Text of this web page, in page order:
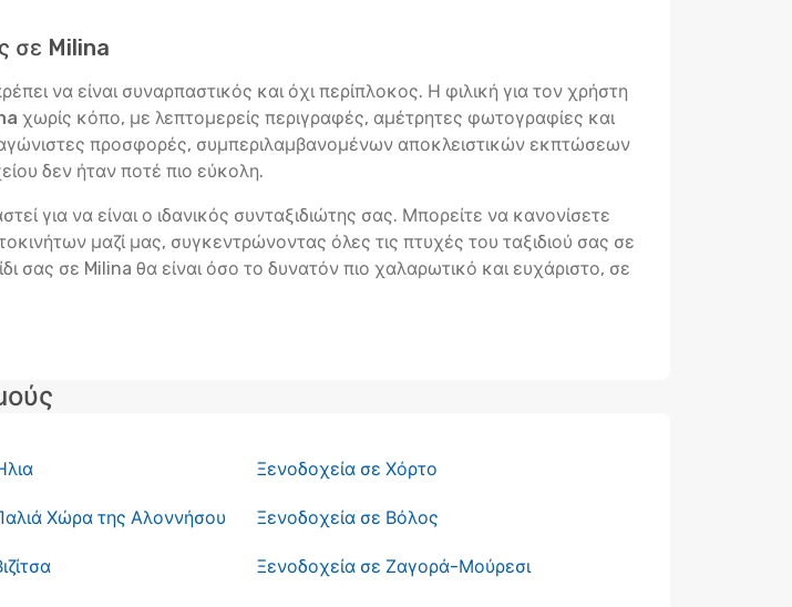
σε Milina
να είναι συναρπαστικός και όχι περίπλοκος. Η φιλική για τον χρήστη
χωρίς κόπο, με λεπτομερείς περιγραφές, αμέτρητες φωτογραφίες και
προσφορές, συμπεριλαμβανομένων αποκλειστικών εκπτώσεων
δεν ήταν ποτέ πιο εύκολη.
για να είναι ο ιδανικός συνταξιδιώτης σας. Μπορείτε να κανονίσετε
μαζί μας, συγκεντρώνοντας όλες τις πτυχές του ταξιδιού σας σε
σας σε Milina θα είναι όσο το δυνατόν πιο χαλαρωτικό και ευχάριστο, σε
Ξενοδοχεία σε Χόρτο
Χώρα της Αλοννήσου Ξενοδοχεία σε Βόλος
Ξενοδοχεία σε Ζαγορά-Μούρεσι